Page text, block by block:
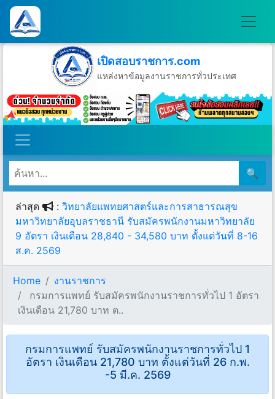
เปิดสอบราชการ.com
แหล่งหาข้อมูลงานราชการทั่วประเทศ
วันเสาร์ที่ 8 เดือนสิงหาคม พ.ศ.2569
🔍
ล่าสุด : วิทยาลัยแพทยศาสตร์และการสาธารณสุข
มหาวิทยาลัยอุบลราชธานี รับสมัครพนักงานมหาวิทยาลัย
9 อัตรา เงินเดือน 28,840 - 34,580 บาท ตั้งแต่วันที่ 8-16
ส.ค. 2569
Home
งานราชการ
กรมการแพทย์ รับสมัครพนักงานราชการทั่วไป 1 อัตรา
เงินเดือน 21,780 บาท ต..
กรมการแพทย์ รับสมัครพนักงานราชการทั่วไป 1
อัตรา เงินเดือน 21,780 บาท ตั้งแต่วันที่ 26 ก.พ.
-5 มี.ค. 2569